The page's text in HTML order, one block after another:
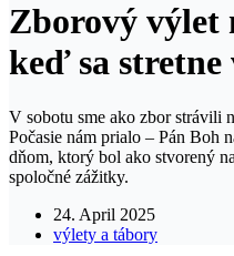
Zborový výlet
keď sa
V sobotu sme ako zbor strávili
Počasie nám prialo – Pán Boh
dňom, ktorý bol ako stvorený
spoločné zážitky.
24. April 2025
výlety a tábory